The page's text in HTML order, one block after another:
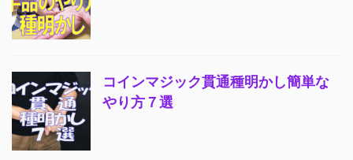
コインマジック貫通種明かし簡単な
やり方７選